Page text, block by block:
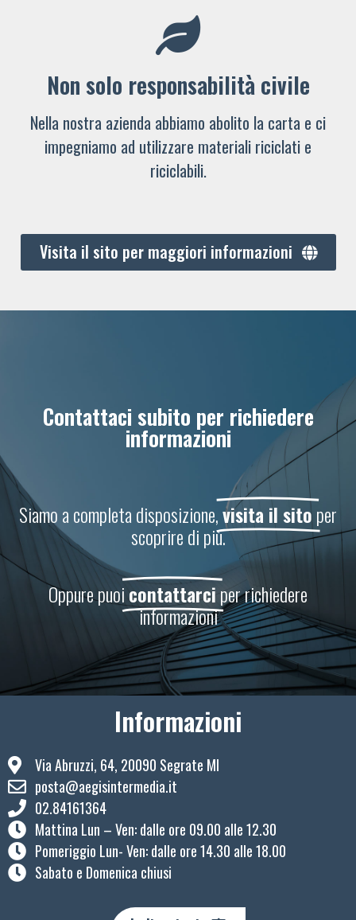
Non solo responsabilità civile
Nella nostra azienda abbiamo abolito la carta e ci
impegniamo ad utilizzare materiali riciclati e
riciclabili.
Visita il sito per maggiori informazioni
Contattaci subito per richiedere
informazioni
Siamo a completa disposizione,visita il sitoper
scoprire di più.
Oppure puoicontattarciper richiedere
informazioni
Informazioni
Via Abruzzi, 64, 20090 Segrate MI
posta@aegisintermedia.it
02.84161364
Mattina Lun – Ven: ​dalle ore 09.00 alle 12.30
Pomeriggio Lun- Ven: dalle ore 14.30 alle 18.00
Sabato e Domenica chiusi